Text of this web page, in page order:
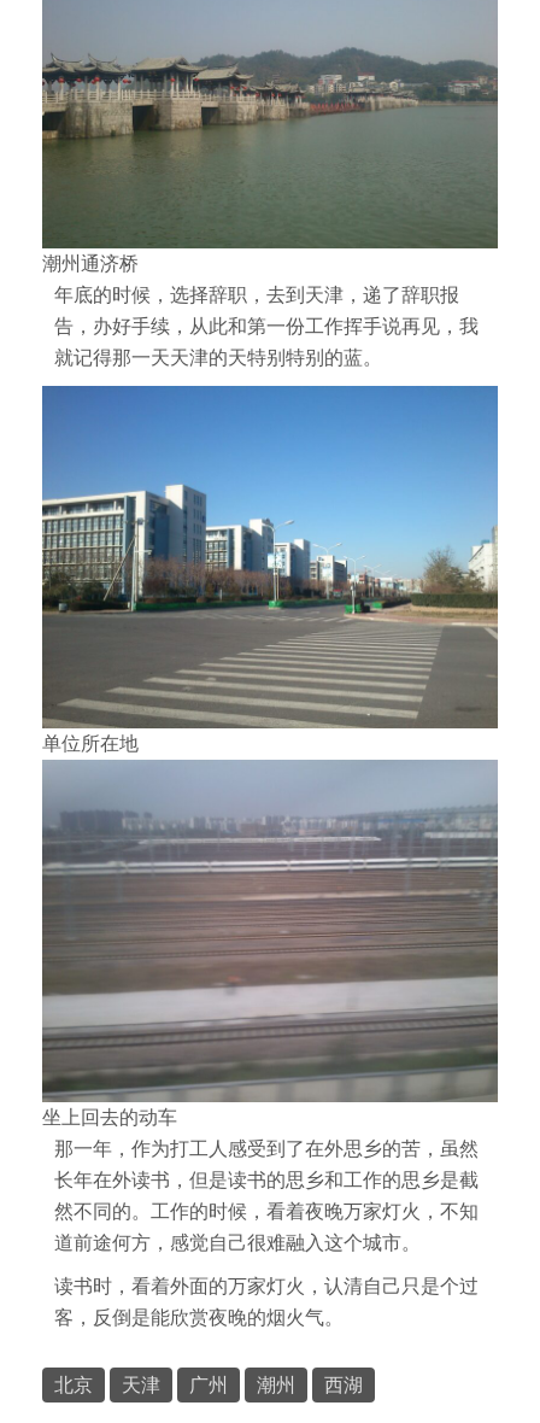
潮州通济桥
年底的时候，选择辞职，去到天津，递了辞职报
告，办好手续，从此和第一份工作挥手说再见，我
就记得那一天天津的天特别特别的蓝。
单位所在地
坐上回去的动车
那一年，作为打工人感受到了在外思乡的苦，虽然
长年在外读书，但是读书的思乡和工作的思乡是截
然不同的。工作的时候，看着夜晚万家灯火，不知
道前途何方，感觉自己很难融入这个城市。
读书时，看着外面的万家灯火，认清自己只是个过
客，反倒是能欣赏夜晚的烟火气。
北京 天津 广州 潮州 西湖